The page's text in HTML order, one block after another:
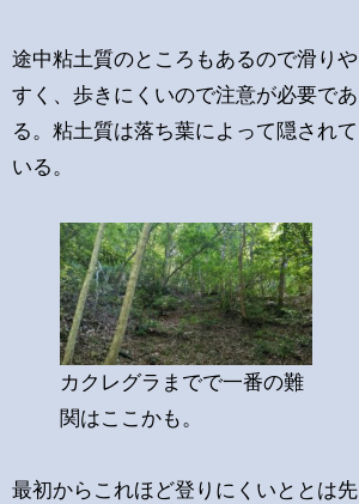
途中粘土質のところもあるので滑りや
すく、歩きにくいので注意が必要であ
る。粘土質は落ち葉によって隠されて
いる。
カクレグラまでで一番の難
関はここかも。
最初からこれほど登りにくいととは先